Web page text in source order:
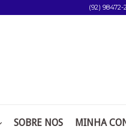
(92) 98472-
SOBRE NOS MINHA